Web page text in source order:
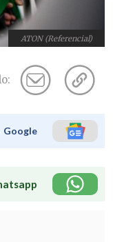
ATON (Referencial)
Google